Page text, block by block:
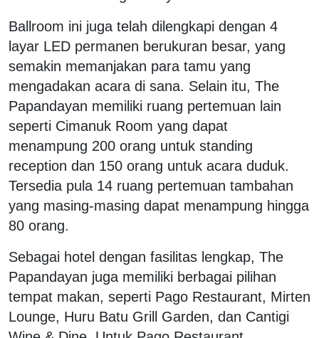
Ballroom ini juga telah dilengkapi dengan 4
layar LED permanen berukuran besar, yang
semakin memanjakan para tamu yang
mengadakan acara di sana. Selain itu, The
Papandayan memiliki ruang pertemuan lain
seperti Cimanuk Room yang dapat
menampung 200 orang untuk standing
reception dan 150 orang untuk acara duduk.
Tersedia pula 14 ruang pertemuan tambahan
yang masing-masing dapat menampung hingga
80 orang.
Sebagai hotel dengan fasilitas lengkap, The
Papandayan juga memiliki berbagai pilihan
tempat makan, seperti Pago Restaurant, Mirten
Lounge, Huru Batu Grill Garden, dan Cantigi